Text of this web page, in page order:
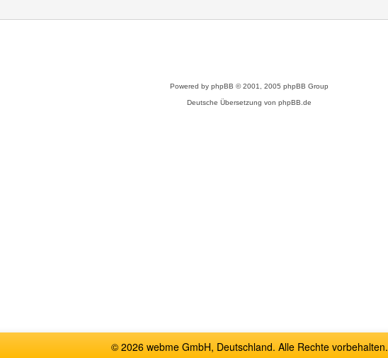
Powered by phpBB © 2001, 2005 phpBB Group
Deutsche Übersetzung von phpBB.de
© 2026 webme GmbH, Deutschland. Alle Rechte vorbehalten.